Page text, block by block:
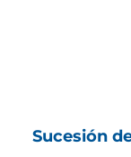
Sucesión